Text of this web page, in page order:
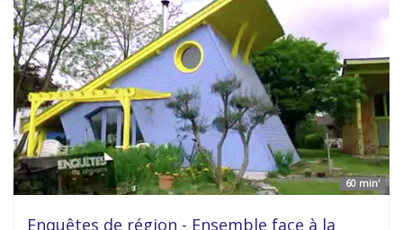
60 min'
Enquêtes de région - Ensemble face à la